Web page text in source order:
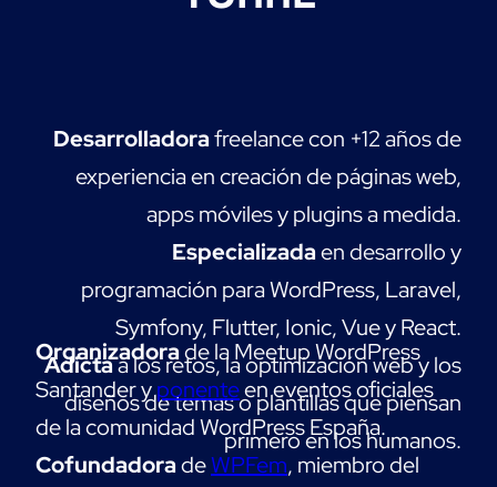
Desarrolladorafreelance con +12 años de
experiencia en creación de páginas web,
apps móviles y plugins a medida.
Especializadaen desarrollo y
programación para WordPress, Laravel,
Symfony, Flutter, Ionic, Vue y React.
Adictaa los retos, la optimización web y los
diseños de temas o plantillas que piensan
primero en los humanos.
Organizadorade la Meetup WordPress
Santander yponenteen eventos oficiales
de la comunidad WordPress España.
CofundadoradeWPFem, miembro del